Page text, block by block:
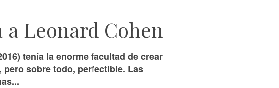
a Leonard Cohen
tenía la enorme facultad de crear
sobre todo, perfectible. Las